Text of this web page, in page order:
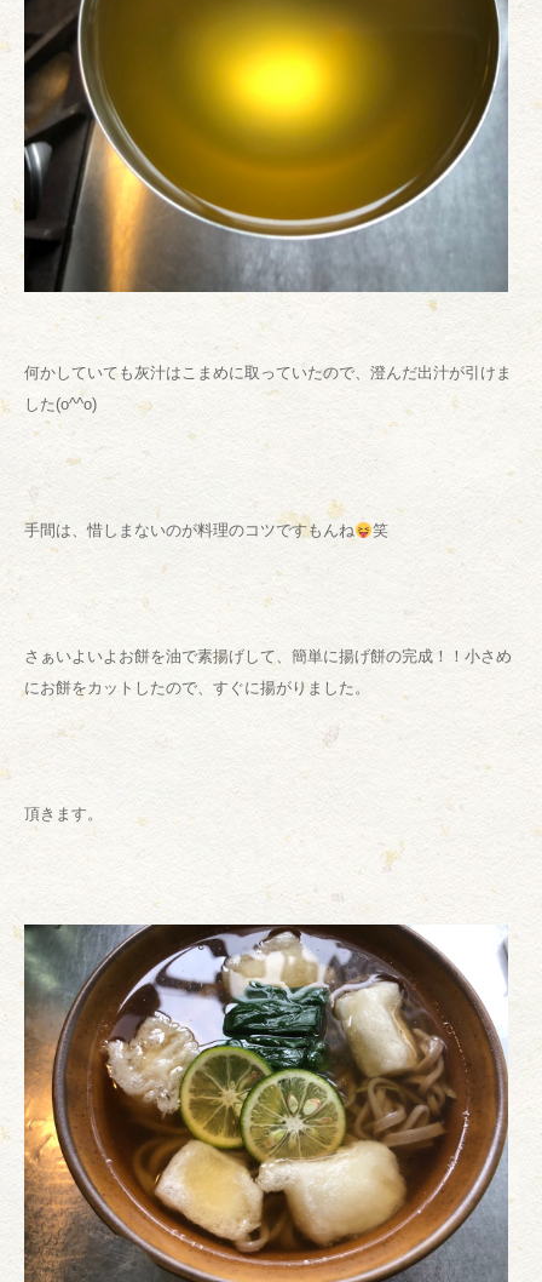
何かしていても灰汁はこまめに取っていたので、澄んだ出汁が引けま
した(o^^o)
手間は、惜しまないのが料理のコツですもんね 笑
さぁいよいよお餅を油で素揚げして、簡単に揚げ餅の完成！！小さめ
にお餅をカットしたので、すぐに揚がりました。
頂きます。